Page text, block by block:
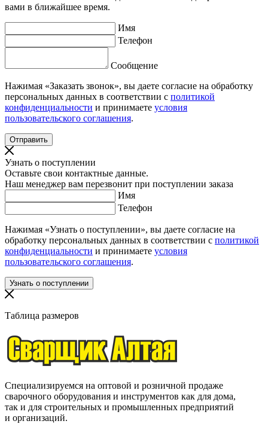
вами в ближайшее время.
Имя
Телефон
Сообщение
Нажимая «Заказать звонок», вы даете согласие на обработку
персональных данных в соответствии с политикой
конфиденциальности и принимаете условия
пользовательского соглашения.
Узнать о поступлении
Оставьте свои контактные данные.
Наш менеджер вам перезвонит при поступлении заказа
Имя
Телефон
Нажимая «Узнать о поступлении», вы даете согласие на
обработку персональных данных в соответствии с политикой
конфиденциальности и принимаете условия
пользовательского соглашения.
Таблица размеров
Специализируемся на оптовой и розничной продаже
сварочного оборудования и инструментов как для дома,
так и для строительных и промышленных предприятий
и организаций.